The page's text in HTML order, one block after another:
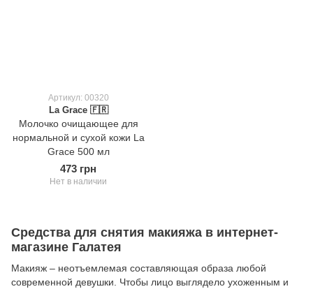
Артикул: 00320
La Grace 🇫🇷
Молочко очищающее для
нормальной и сухой кожи La
Grace 500 мл
473 грн
Нет в наличии
Средства для снятия макияжа в интернет-
магазине Галатея
Макияж – неотъемлемая составляющая образа любой
современной девушки. Чтобы лицо выглядело ухоженным и